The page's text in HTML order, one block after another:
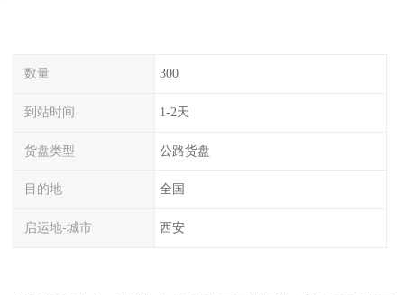
数量 300
到站时间 1-2天
货盘类型 公路货盘
目的地 全国
启运地-城市 西安